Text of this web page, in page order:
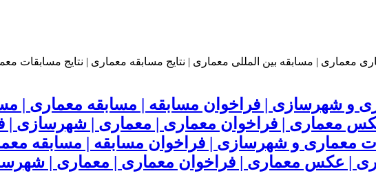
و شهرسازی | فراخوان مسابقه | مسابقه معماری |
معماری | فراخوان معماری | معماری | شهرسازی |
معماری و شهرسازی | فراخوان مسابقه | مسابقه
| عکس معماری | فراخوان معماری | معماری |